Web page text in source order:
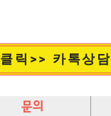
클릭>> 카톡상담
문의